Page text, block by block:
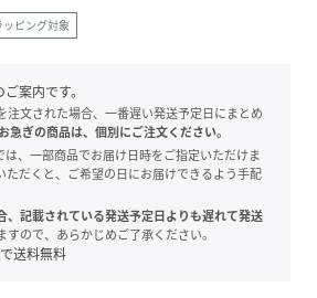
ッピング対象
案内です。
文された場合、一番遅い発送予定日にまとめ
お急ぎの商品は、個別にご注文ください。
、一部商品でお届け日時をご指定いただけま
ただくと、ご希望の日にお届けできるよう手配
記載されている発送予定日よりも遅れて発送
ので、あらかじめご了承ください。
送料無料